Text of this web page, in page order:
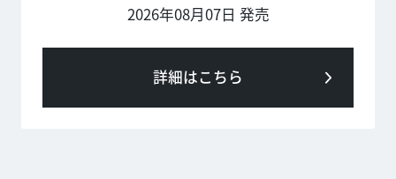
2026年08月07日 発売
詳細はこちら